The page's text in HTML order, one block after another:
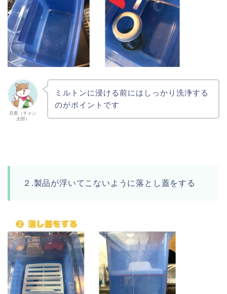
旦那（チャン
太郎）
ミルトンに浸ける前にはしっかり洗浄する
のがポイントです
２.製品が浮いてこないように落とし蓋をする